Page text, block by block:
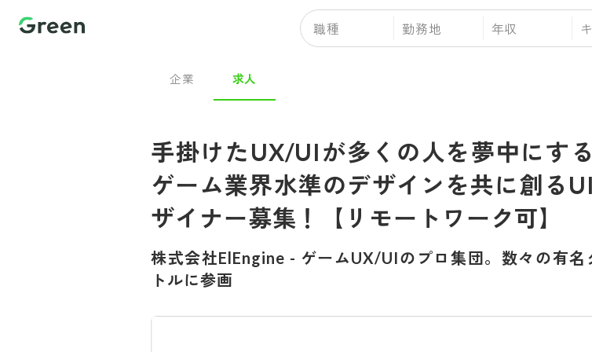
職種 勤務地 年収
企業 求人
手掛けたUX/UIが多くの人を夢中にする
ゲーム業界水準のデザインを共に創る
ザイナー募集！【リモートワーク可】
株式会社ElEngine - ゲームUX/UIのプロ集団。数々の有名
トルに参画